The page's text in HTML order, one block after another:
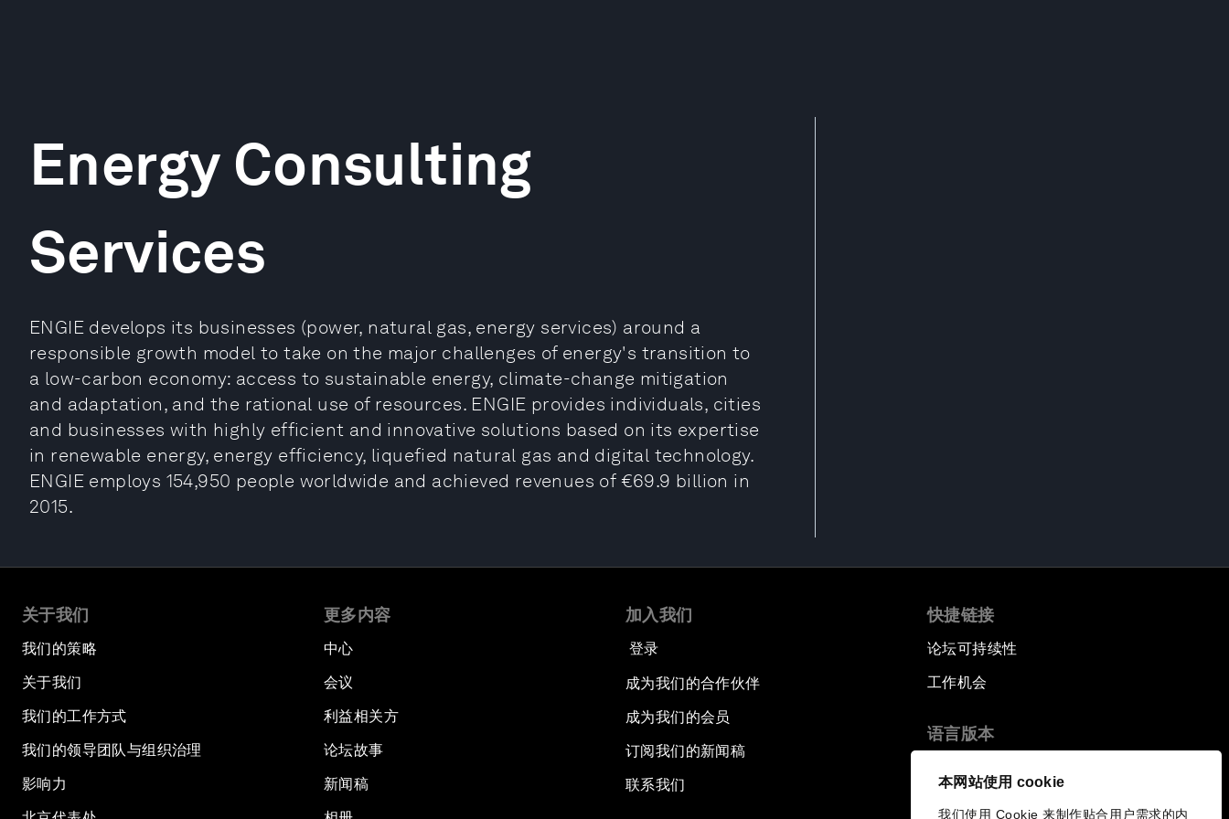
本网站使用 cookie
我们使用 Cookie 来制作贴合用户需求的内
Energy Consulting
Services
ENGIE develops its businesses (power, natural gas, energy services) around a
responsible growth model to take on the major challenges of energy's transition to
a low-carbon economy: access to sustainable energy, climate-change mitigation
and adaptation, and the rational use of resources. ENGIE provides individuals, cities
and businesses with highly efficient and innovative solutions based on its expertise
in renewable energy, energy efficiency, liquefied natural gas and digital technology.
ENGIE employs 154,950 people worldwide and achieved revenues of €69.9 billion in
2015.
关于我们
我们的策略
关于我们
我们的工作方式
我们的领导团队与组织治理
影响力
更多内容
中心
会议
利益相关方
论坛故事
新闻稿
加入我们
登录
成为我们的合作伙伴
成为我们的会员
订阅我们的新闻稿
联系我们
快捷链接
论坛可持续性
工作机会
语言版本